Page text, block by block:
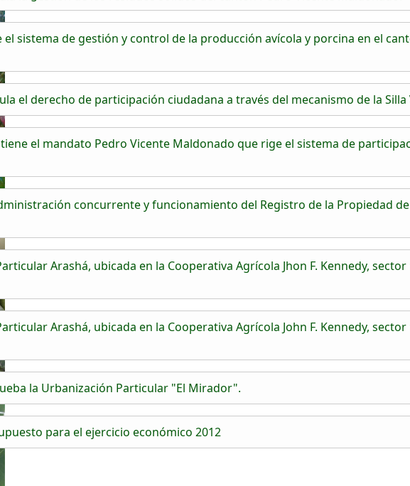
sistema de gestión y control de la producción avícola y porcina en el
el derecho de participación ciudadana a través del mecanismo de la Silla
el mandato Pedro Vicente Maldonado que rige el sistema de
concurrente y funcionamiento del Registro de la Propiedad
Arashá, ubicada en la Cooperativa Agrícola Jhon F. Kennedy,
Arashá, ubicada en la Cooperativa Agrícola John F. Kennedy,
la Urbanización Particular "El Mirador".
para el ejercicio económico 2012